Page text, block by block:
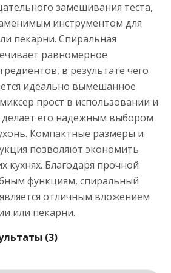
замешивания теста,
инструментом для
пекарни. Спиральная
равномерное
в результате чего
идеально вымешанное
прост в использовании и
его надежным выбором
Компактные размеры и
позволяют экономить
кухнях. Благодаря прочной
функциям, спиральный
отличным вложением
или пекарни.
(3)